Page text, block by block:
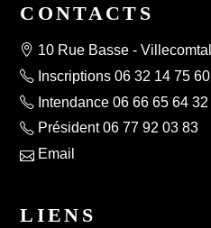
CONTACTS
10 Rue Basse - Villecomtal
Inscriptions 06 32 14 75 60
Intendance 06 66 65 64 32
Président 06 77 92 03 83
Email
LIENS